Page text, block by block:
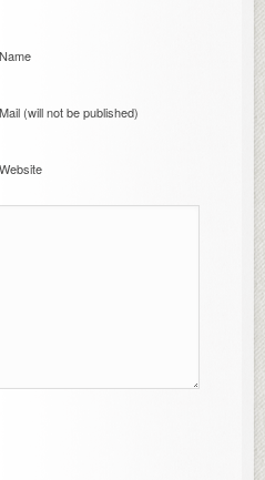
Name
Mail (will not be published)
Website